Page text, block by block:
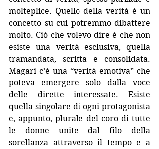
molteplice. Quello della verità è un
concetto su cui potremmo dibattere
molto. Ciò che volevo dire è che non
esiste una verità esclusiva, quella
tramandata, scritta e consolidata.
Magari c’è una “verità emotiva” che
poteva emergere solo dalla voce
delle dirette interessate. Esiste
quella singolare di ogni protagonista
e, appunto, plurale del coro di tutte
le donne unite dal filo della
sorellanza attraverso il tempo e a